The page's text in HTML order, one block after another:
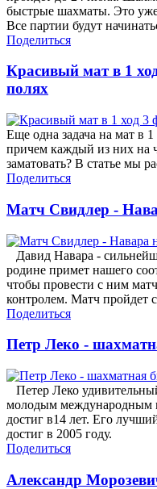
быстрые шахматы. Это
Все партии будут
Поделиться
Красивый мат в 1
полях
Еще одна задача на мат в
причем каждый из них на
заматовать? В статье мы
Поделиться
Матч Свидлер -
Давид Навара -
родине примет нашего
чтобы провести с ним
контролем. Матч пройдет
Поделиться
Петр Леко -
Петер Леко
молодым международным
достиг в14 лет. Его
достиг в 2005 году.
Поделиться
Александр